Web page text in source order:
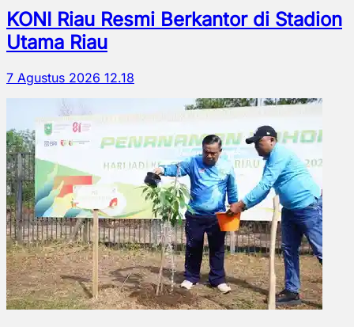
KONI Riau Resmi Berkantor di Stadion
Utama Riau
7 Agustus 2026 12.18